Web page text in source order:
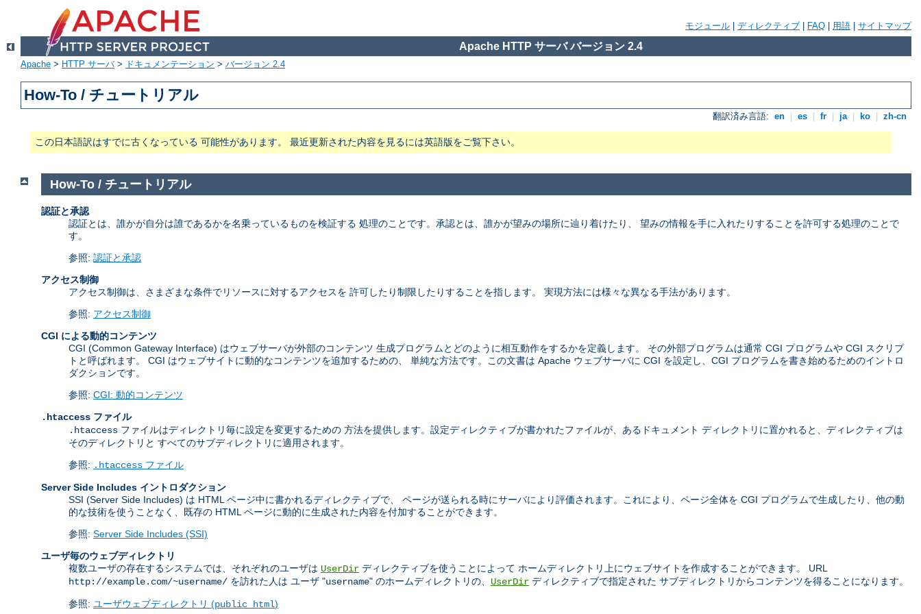
モジュール ディレクティブ FAQ 用語 サイトマップ
Apache HTTP サーバ バージョン 2.4
Apache > HTTP サーバ> ドキュメンテーション > バージョン 2.4
How-To / チュートリアル
翻訳済み言語: en es fr ja ko zh-cn
この日本語訳はすでに古くなっている 可能性があります。 最近更新された内容を見るには英語版をご覧下さい。
How-To / チュートリアル
認証と承認
認証とは、誰かが自分は誰であるかを名乗っているものを検証する 処理のことです。承認とは、誰かが望みの場所に辿り着けたり、 望みの情報を手に入れたりすることを許可する処理のことで
す。
参照: 認証と承認
アクセス制御
アクセス制御は、さまざまな条件でリソースに対するアクセスを 許可したり制限したりすることを指します。 実現方法には様々な異なる手法があります。
参照: アクセス制御
CGI による動的コンテンツ
CGI (Common Gateway Interface) はウェブサーバが外部のコンテンツ 生成プログラムとどのように相互動作をするかを定義します。 その外部プログラムは通常 CGI プログラムや CGI スクリプ
トと呼ばれます。 CGI はウェブサイトに動的なコンテンツを追加するための、 単純な方法です。この文書は Apache ウェブサーバに CGI を設定し、CGI プログラムを書き始めるためのイントロ
ダクションです。
参照: CGI: 動的コンテンツ
.htaccess ファイル
.htaccess ファイルはディレクトリ毎に設定を変更するための 方法を提供します。設定ディレクティブが書かれたファイルが、あるドキュメント ディレクトリに置かれると、ディレクティブは
そのディレクトリと すべてのサブディレクトリに適用されます。
参照: .htaccess ファイル
Server Side Includes イントロダクション
SSI (Server Side Includes) は HTML ページ中に書かれるディレクティブで、 ページが送られる時にサーバにより評価されます。これにより、ページ全体を CGI プログラムで生成したり、他の動
的な技術を使うことなく、既存の HTML ページに動的に生成された内容を付加することができます。
参照: Server Side Includes (SSI)
ユーザ毎のウェブディレクトリ
複数ユーザの存在するシステムでは、それぞれのユーザは UserDir ディレクティブを使うことによって ホームディレクトリ上にウェブサイトを作成することができます。 URL
http://example.com/~username/ を訪れた人は ユーザ "username" のホームディレクトリの、 UserDir ディレクティブで指定された サブディレクトリからコンテンツを得ることになります。
参照: ユーザウェブディレクトリ (public_html)